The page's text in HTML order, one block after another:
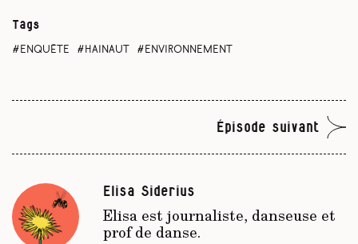
Tags
enquête Hainaut environnement
Épisode suivant
Elisa Siderius
Elisa est journaliste, danseuse et
prof de danse.